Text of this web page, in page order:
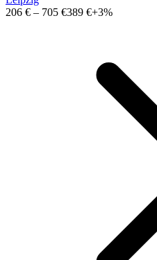
206 € – 705 €389 €+3%